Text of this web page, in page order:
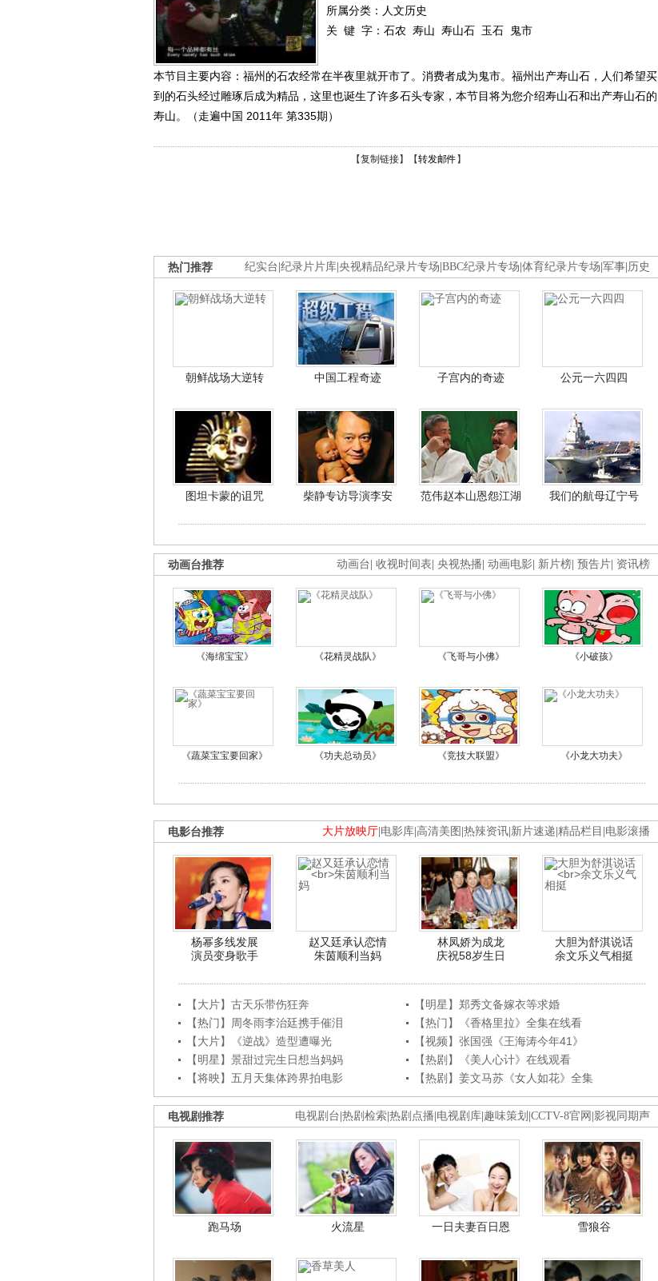
所属分类：人文历史
关 键 字： 石农 寿山 寿山石 玉石 鬼市
本节目主要内容：福州的石农经常在半夜里就开市了。消费者成为鬼市。福州出产寿山石，人们希望买
到的石头经过雕琢后成为精品，这里也诞生了许多石头专家，本节目将为您介绍寿山石和出产寿山石的
寿山。（走遍中国 2011年 第335期）
【复制链接】【转发邮件 】
纪实台 纪录片片库 央视精品纪录片专场 BBC纪录片专场 体育纪录片专场 军事 历史
热门推荐
朝鲜战场大逆转 中国工程奇迹 子宫内的奇迹 公元一六四四
图坦卡蒙的诅咒 柴静专访导演李安 范伟赵本山恩怨江湖 我们的航母辽宁号
动画台 收视时间表 央视热播 动画电影 新片榜 预告片 资讯榜
动画台推荐
《海绵宝宝》 《花精灵战队》 《飞哥与小佛》 《小破孩》
《蔬菜宝宝要回家》 《功夫总动员》 《竞技大联盟》 《小龙大功夫》
大片放映厅 电影库 高清美图 热辣资讯 新片速递 精品栏目 电影滚播
电影台推荐
杨幂多线发展
演员变身歌手
赵又廷承认恋情
朱茵顺利当妈
林凤娇为成龙
庆祝58岁生日
大胆为舒淇说话
余文乐义气相挺
【大片】古天乐带伤狂奔
【明星】郑秀文备嫁衣等求婚
【热门】周冬雨李治廷携手催泪
【热门】《香格里拉》全集在线看
【大片】《逆战》造型遭曝光
【视频】张国强《王海涛今年41》
【明星】景甜过完生日想当妈妈
【热剧】《美人心计》在线观看
【将映】五月天集体跨界拍电影
【热剧】姜文马苏《女人如花》全集
电视剧台 热剧检索 热剧点播 电视剧库 趣味策划 CCTV-8官网 影视同期声
电视剧推荐
跑马场 火流星 一日夫妻百日恩 雪狼谷